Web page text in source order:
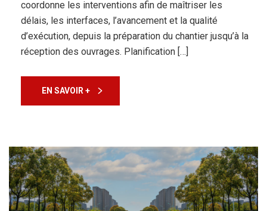
coordonne les interventions afin de maîtriser les
délais, les interfaces, l’avancement et la qualité
d’exécution, depuis la préparation du chantier jusqu’à la
réception des ouvrages. Planification […]
EN SAVOIR +